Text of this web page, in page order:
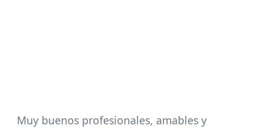
Muy buenos profesionales, amables y